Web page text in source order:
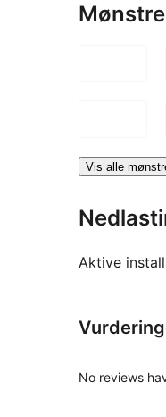
Mønstre
Vis alle
Aktive
No reviews